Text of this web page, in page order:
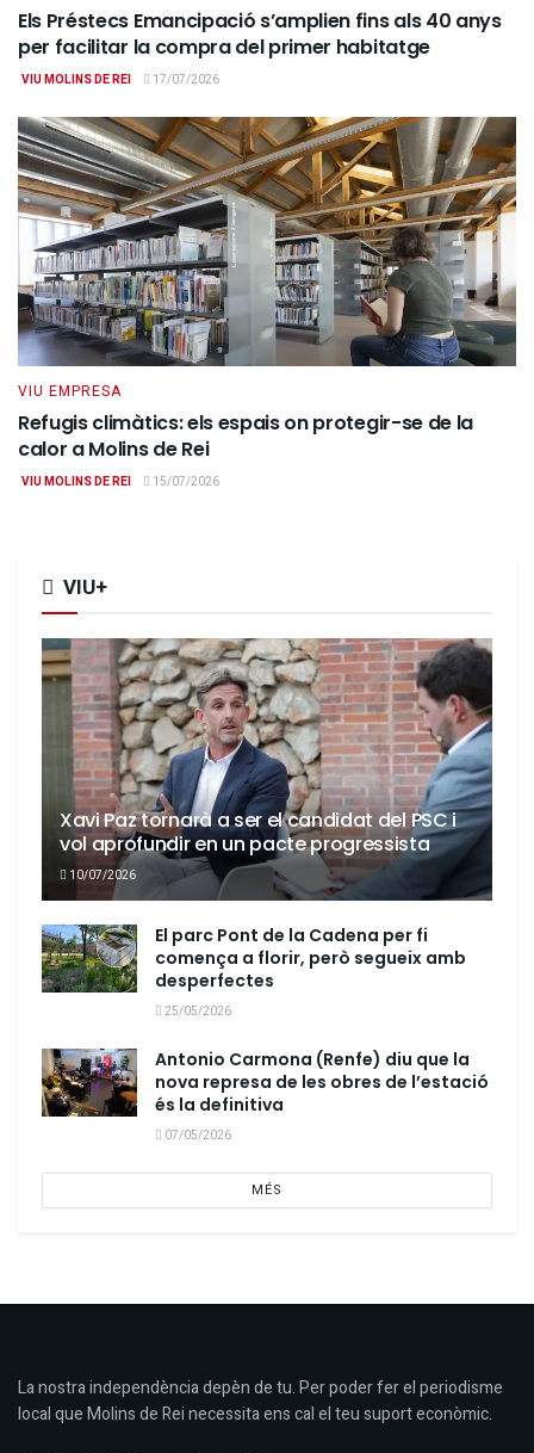
Els Préstecs Emancipació s’amplien fins als 40 anys
per facilitar la compra del primer habitatge
VIU MOLINS DE REI 17/07/2026
VIU EMPRESA
Refugis climàtics: els espais on protegir-se de la
calor a Molins de Rei
VIU MOLINS DE REI 15/07/2026
VIU+
Xavi Paz tornarà a ser el candidat del PSC i
vol aprofundir en un pacte progressista
10/07/2026
El parc Pont de la Cadena per fi
comença a florir, però segueix amb
desperfectes
25/05/2026
Antonio Carmona (Renfe) diu que la
nova represa de les obres de l’estació
és la definitiva
07/05/2026
MÉS
La nostra independència depèn de tu. Per poder fer el periodisme
local que Molins de Rei necessita ens cal el teu suport econòmic.